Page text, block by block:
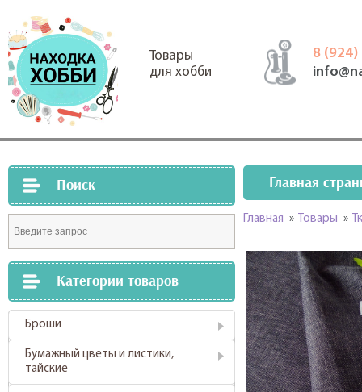
Товары
для хобби
8 (924)
Поиск
Категории товаров
Броши
Бумажный цветы и листики,
тайские
Главная
Главная » Товары »